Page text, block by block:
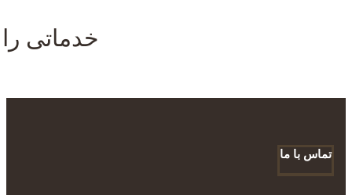
خدماتی
تماس با ما